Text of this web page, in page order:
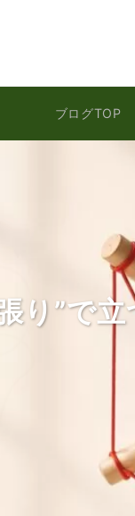
ブログTOP
り”で
漫画で